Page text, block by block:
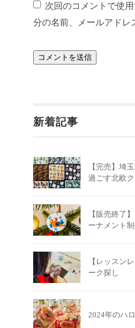
次回のコメントで使
分の名前、メールアドレ
新着記事
【完売】埼
過ごす北欧
【販売終了
ーナメント
【レッスン
ーク探し
2024年のハ